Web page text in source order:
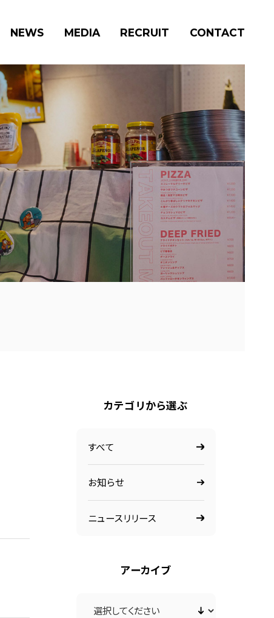
NEWS MEDIA RECRUIT CONTACT
カテゴリから選ぶ
すべて
お知らせ
ニュースリリース
アーカイブ